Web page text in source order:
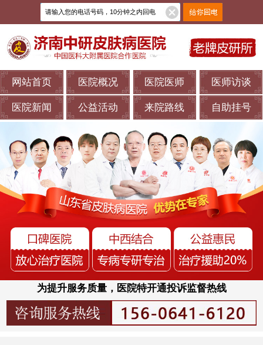
网站首页 医院概况 医院医师 医师访谈
医院新闻 公益活动 来院路线 自助挂号
为提升服务质量，医院特开通投诉监督热线